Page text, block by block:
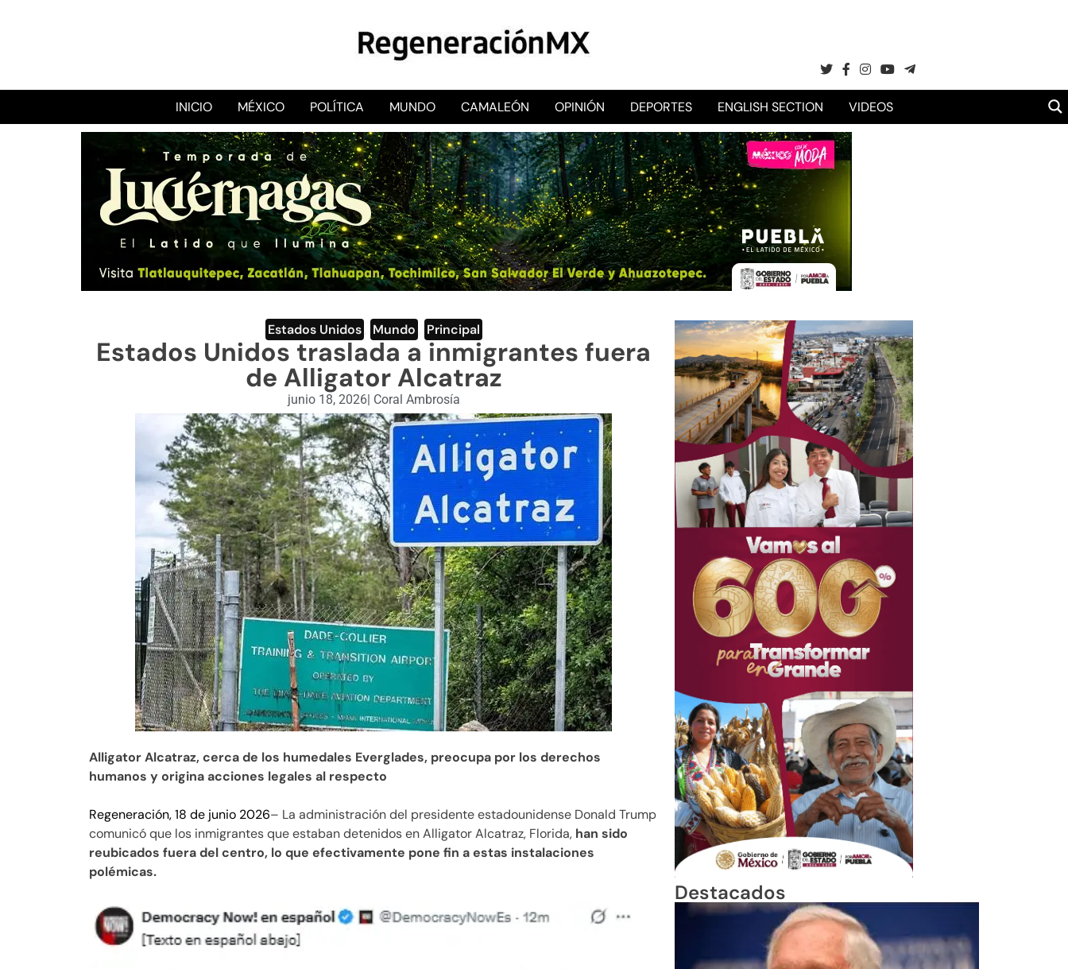
RegeneraciónMX
Sitio de noticias libre e independiente
INICIO MÉXICO POLÍTICA MUNDO CAMALEÓN OPINIÓN DEPORTES ENGLISH SECTION VIDEOS
Estados Unidos Mundo Principal
Estados Unidos traslada a inmigrantes fuera
de Alligator Alcatraz
junio 18, 2026| Coral Ambrosía
Alligator Alcatraz, cerca de los humedales Everglades, preocupa por los derechos
humanos y origina acciones legales al respecto
Regeneración, 18 de junio 2026– La administración del presidente estadounidense Donald Trump
comunicó que los inmigrantes que estaban detenidos en Alligator Alcatraz, Florida, han sido
reubicados fuera del centro, lo que efectivamente pone fin a estas instalaciones
polémicas.
Destacados